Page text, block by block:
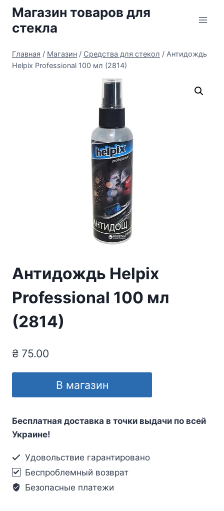
Перейти
содержимому
Магазин товаров для
стекла
Главная / Магазин / Средства для стекол / Антидождь
Helpix Professional 100 мл (2814)
Антидождь Helpix
Professional 100 мл
(2814)
₴ 75.00
В магазин
Бесплатная доставка в точки выдачи по всей
Украине!
Удовольствие гарантировано
Беспроблемный возврат
Безопасные платежи